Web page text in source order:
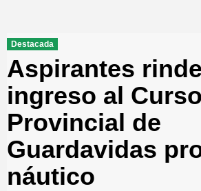
Destacada
Aspirantes
ingreso al Curso
Provincial de
Guardavidas
náutico